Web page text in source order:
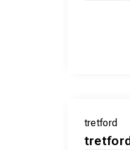
tretford